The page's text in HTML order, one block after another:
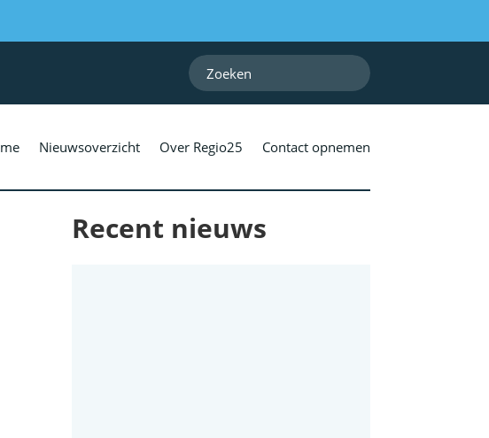
Nieuwsoverzicht Over Regio25 Contact opnemen
Recent nieuws